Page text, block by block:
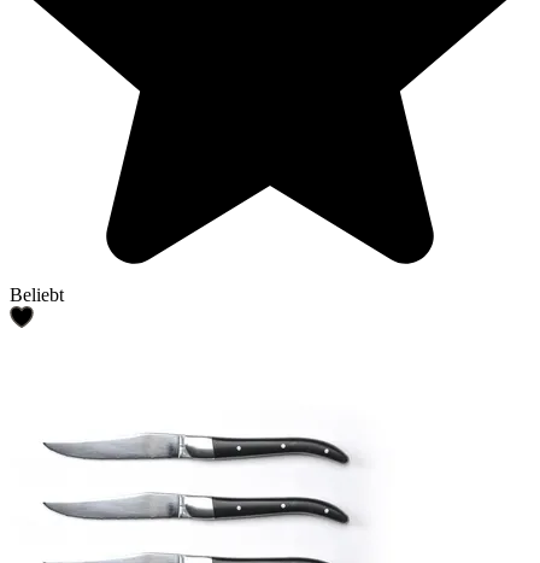
Beliebt